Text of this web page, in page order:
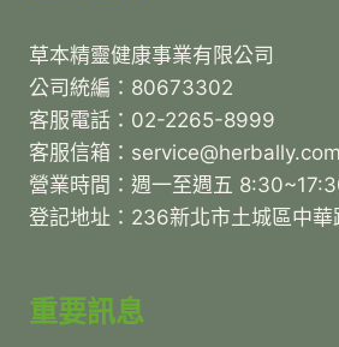
草本精靈健康事業有限公司
公司統編：80673302
客服電話：02-2265-8999
客服信箱：
營業時間：週一至週五
登記地址：236新北市土城區中
重要訊息